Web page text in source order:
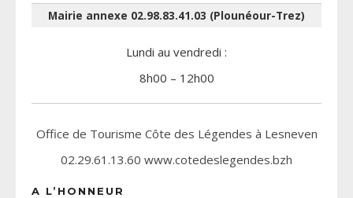
Mairie annexe 02.98.83.41.03 (Plounéour-Trez)
Lundi au vendredi :
8h00 – 12h00
Office de Tourisme Côte des Légendes à Lesneven
02.29.61.13.60 www.cotedeslegendes.bzh
A L’HONNEUR